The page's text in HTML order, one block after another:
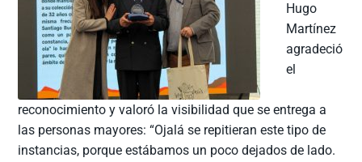
Hugo
Martínez
agradeció
el
reconocimiento y valoró la visibilidad que se entrega a
las personas mayores: “Ojalá se repitieran este tipo de
instancias, porque estábamos un poco dejados de lado.